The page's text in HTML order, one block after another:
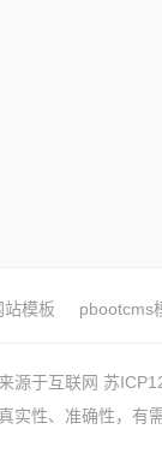
站模板 pbootcms
源于互联网 苏
性、准确性，有